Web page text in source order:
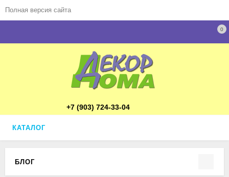
Полная версия сайта
0
+7 (903) 724-33-04
КАТАЛОГ
БЛОГ